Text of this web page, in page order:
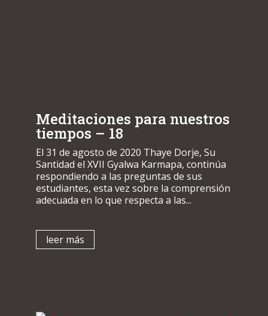
Meditaciones para nuestros
tiempos – 18
El 31 de agosto de 2020 Thaye Dorje, Su
Santidad el XVII Gyalwa Karmapa, continúa
respondiendo a las preguntas de sus
estudiantes, esta vez sobre la comprensión
adecuada en lo que respecta a las...
leer más